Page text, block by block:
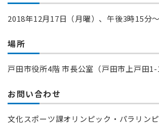
2018年12月17日（月曜）、午後3時15分
場所
戸田市役所4階 市長公室（戸田市上戸田1-
お問い合わせ
文化スポーツ課オリンピック・パラリン